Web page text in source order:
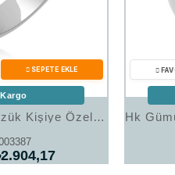
Hk Gümüş Erkek Yüzük Kişiye Özel Kare |Gümüş Takı Hediyelik Ürünler